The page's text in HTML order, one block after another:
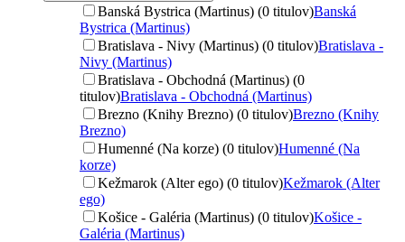
Banská Bystrica (Martinus) (0 titulov)Banská
Bystrica (Martinus)
Bratislava - Nivy (Martinus) (0 titulov)Bratislava -
Nivy (Martinus)
Bratislava - Obchodná (Martinus) (0
titulov)Bratislava - Obchodná (Martinus)
Brezno (Knihy Brezno) (0 titulov)Brezno (Knihy
Brezno)
Humenné (Na korze) (0 titulov)Humenné (Na
korze)
Kežmarok (Alter ego) (0 titulov)Kežmarok (Alter
ego)
Košice - Galéria (Martinus) (0 titulov)Košice -
Galéria (Martinus)